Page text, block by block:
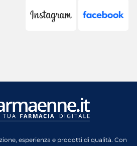
esperienza e prodotti di qualità. Con